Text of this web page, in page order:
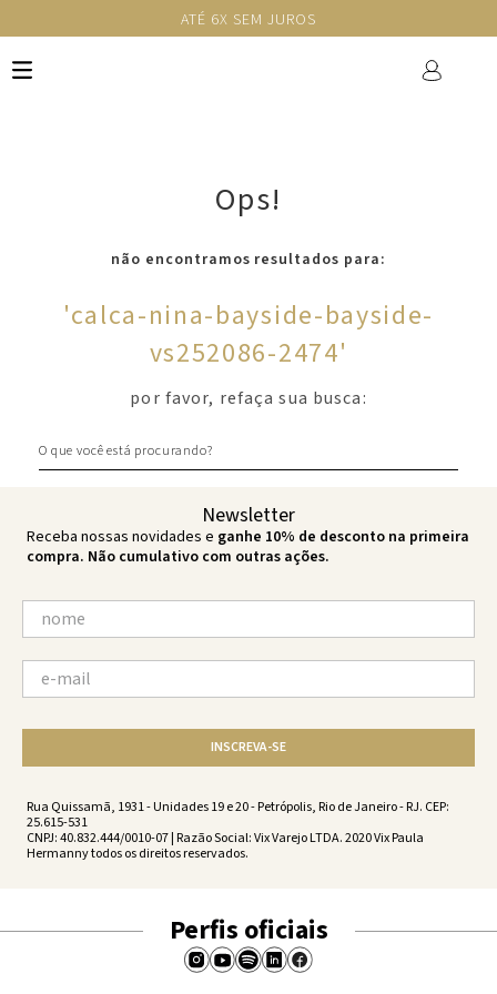
ATÉ 6X SEM JUROS
Ops!
não encontramos resultados para:
'calca-nina-bayside-bayside-
vs252086-2474'
por favor, refaça sua busca:
Newsletter
Receba nossas novidades e ganhe 10% de desconto na primeira
compra. Não cumulativo com outras ações.
INSCREVA-SE
Rua Quissamã, 1931 - Unidades 19 e 20 - Petrópolis, Rio de Janeiro - RJ. CEP:
25.615-531
CNPJ: 40.832.444/0010-07 | Razão Social: Vix Varejo LTDA. 2020 Vix Paula
Hermanny todos os direitos reservados.
Perfis oficiais